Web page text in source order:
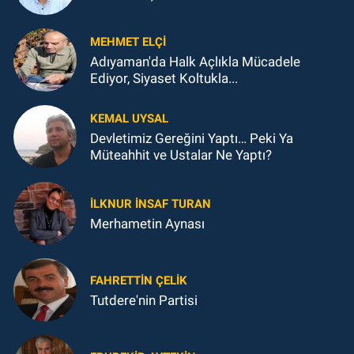
MEHMET ELÇI
Adıyaman'da Halk Açlıkla Mücadele
Ediyor, Siyaset Koltukla...
KEMAL UYSAL
Devletimiz Gereğini Yaptı… Peki Ya
Müteahhit ve Ustalar Ne Yaptı?
İLKNUR İNSAF TURAN
Merhametin Aynası
FAHRETTIN ÇELİK
Tutdere'nin Partisi